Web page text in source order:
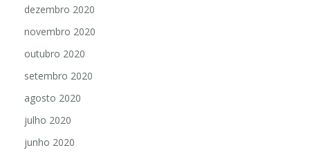
dezembro 2020
novembro 2020
outubro 2020
setembro 2020
agosto 2020
julho 2020
junho 2020